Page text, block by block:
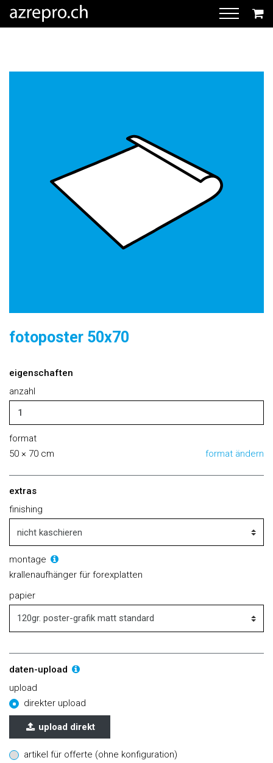
fotoposter 50x70
eigenschaften
anzahl
format
50 × 70 cm
format ändern
extras
finishing
montage
krallenaufhänger für forexplatten
papier
daten-upload
upload
direkter upload
upload direkt
artikel für offerte (ohne konfiguration)